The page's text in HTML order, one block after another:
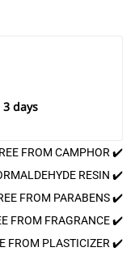
3 days
✔️ FREE FROM CAMPHOR
✔️ FREE FROM FORMALDEHYDE RESIN
✔️ FREE FROM PARABENS
✔️ FREE FROM FRAGRANCE
✔️ FREE FROM PLASTICIZER